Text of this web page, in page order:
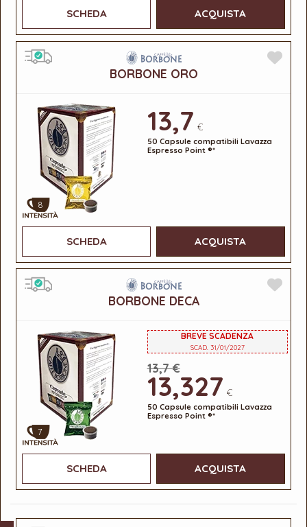
SCHEDA ACQUISTA
BORBONE ORO
8
13,7 €
50 Capsule compatibili Lavazza
Espresso Point ®*
SCHEDA ACQUISTA
BORBONE DECA
7
BREVE SCADENZA
SCAD. 31/01/2027
13,7 €
13,327 €
50 Capsule compatibili Lavazza
Espresso Point ®*
SCHEDA ACQUISTA